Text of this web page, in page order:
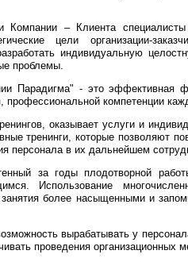
Компании – Клиента специалисты
цели организации-
индивидуальную
проблемы.
Парадигма" - это эффективная
компетенции
оказывает услуги и
тренинги, которые позволяют
персонала в их дальнейшем
за годы плодотворной
Использование
занятия более насыщенными и
вырабатывать у
проведения организационных